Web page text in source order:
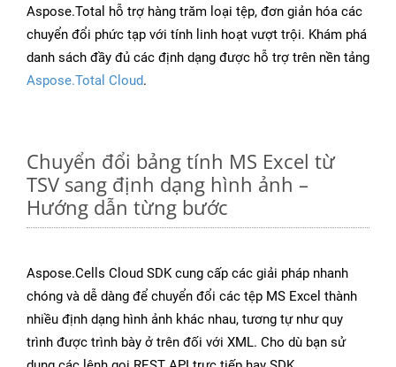
Aspose.Total hỗ trợ hàng trăm loại tệp, đơn giản hóa các
chuyển đổi phức tạp với tính linh hoạt vượt trội. Khám phá
danh sách đầy đủ các định dạng được hỗ trợ trên nền tảng
Aspose.Total Cloud.
Chuyển đổi bảng tính MS Excel từ
TSV sang định dạng hình ảnh –
Hướng dẫn từng bước
Aspose.Cells Cloud SDK cung cấp các giải pháp nhanh
chóng và dễ dàng để chuyển đổi các tệp MS Excel thành
nhiều định dạng hình ảnh khác nhau, tương tự như quy
trình được trình bày ở trên đối với XML. Cho dù bạn sử